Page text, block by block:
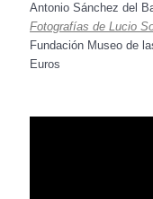
Antonio Sánchez del
Fotografías de Lucio
Fundación Museo de
Euros